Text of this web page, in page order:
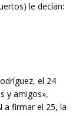
le decían:
el 24
y amigos»,
a firmar el 25, la